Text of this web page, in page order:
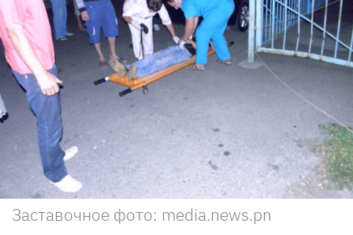
Заставочное фото: media.news.pn